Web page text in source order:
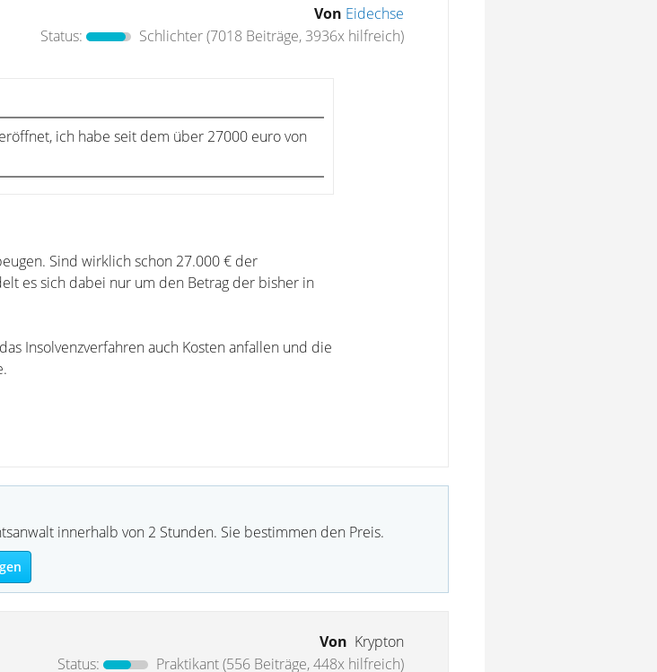
Von Eidechse
Status:
Schlichter(7018 Beiträge, 3936x hilfreich)
ich habe seit dem über 27000 euro von
Sind wirklich schon 27.000 € der
es sich dabei nur um den Betrag der bisher in
Insolvenzverfahren auch Kosten anfallen und die
innerhalb von 2 Stunden. Sie bestimmen den Preis.
Von Krypton
Status:
Praktikant(556 Beiträge, 448x hilfreich)